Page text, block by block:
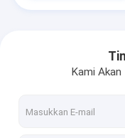
Tur Pabrik
Kami